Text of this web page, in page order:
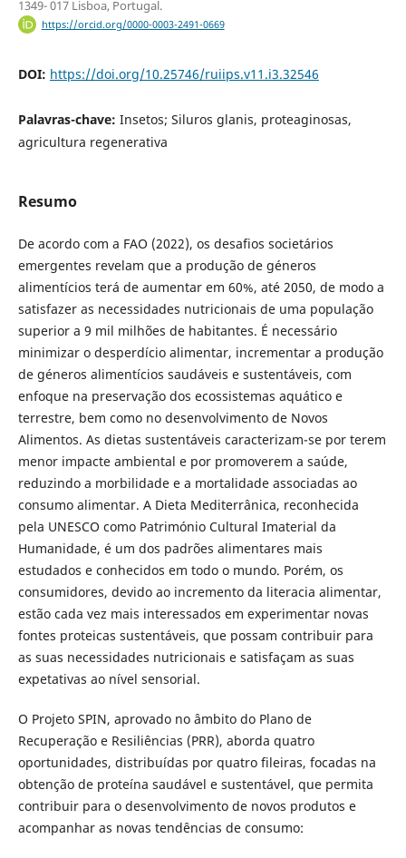
1349- 017 Lisboa, Portugal.
https://orcid.org/0000-0003-2491-0669
DOI: https://doi.org/10.25746/ruiips.v11.i3.32546
Palavras-chave: Insetos; Siluros glanis, proteaginosas,
agricultura regenerativa
Resumo
De acordo com a FAO (2022), os desafios societários
emergentes revelam que a produção de géneros
alimentícios terá de aumentar em 60%, até 2050, de modo a
satisfazer as necessidades nutricionais de uma população
superior a 9 mil milhões de habitantes. É necessário
minimizar o desperdício alimentar, incrementar a produção
de géneros alimentícios saudáveis e sustentáveis, com
enfoque na preservação dos ecossistemas aquático e
terrestre, bem como no desenvolvimento de Novos
Alimentos. As dietas sustentáveis caracterizam-se por terem
menor impacte ambiental e por promoverem a saúde,
reduzindo a morbilidade e a mortalidade associadas ao
consumo alimentar. A Dieta Mediterrânica, reconhecida
pela UNESCO como Património Cultural Imaterial da
Humanidade, é um dos padrões alimentares mais
estudados e conhecidos em todo o mundo. Porém, os
consumidores, devido ao incremento da literacia alimentar,
estão cada vez mais interessados em experimentar novas
fontes proteicas sustentáveis, que possam contribuir para
as suas necessidades nutricionais e satisfaçam as suas
expetativas ao nível sensorial.
O Projeto SPIN, aprovado no âmbito do Plano de
Recuperação e Resiliências (PRR), aborda quatro
oportunidades, distribuídas por quatro fileiras, focadas na
obtenção de proteína saudável e sustentável, que permita
contribuir para o desenvolvimento de novos produtos e
acompanhar as novas tendências de consumo: